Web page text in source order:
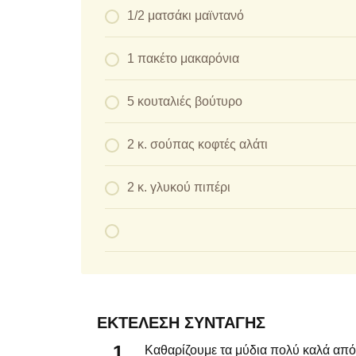
1/2 ματσάκι μαϊντανό
1 πακέτο μακαρόνια
5 κουταλιές βούτυρο
2 κ. σούπας κοφτές αλάτι
2 κ. γλυκού πιπέρι
ΕΚΤΈΛΕΣΗ ΣΥΝΤΑΓΉΣ
Καθαρίζουμε τα μύδια πολύ καλά